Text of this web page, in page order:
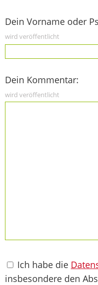
Dein Vorname oder
wird veröffentlicht
Dein Kommentar:
wird veröffentlicht
Ich habe die
insbesondere den